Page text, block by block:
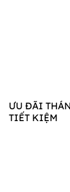
ƯU ĐÃI
TIẾT KIỆM